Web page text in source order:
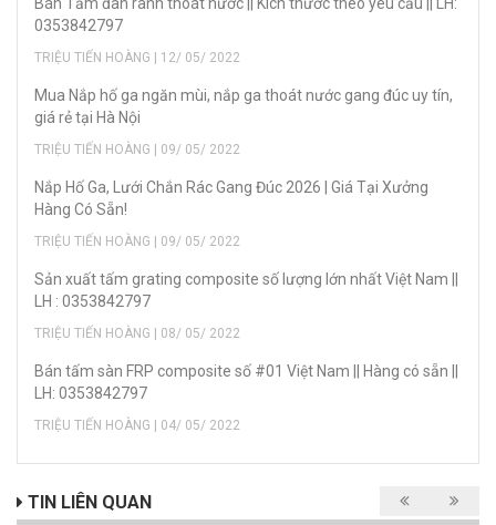
0353842797
TRIỆU TIẾN HOÀNG | 12/ 05/ 2022
Mua Nắp hố ga ngăn mùi, nắp ga thoát nước gang đúc uy tín,
giá rẻ tại Hà Nội
TRIỆU TIẾN HOÀNG | 09/ 05/ 2022
Nắp Hố Ga, Lưới Chắn Rác Gang Đúc 2026 | Giá Tại Xưởng
Hàng Có Sẵn!
TRIỆU TIẾN HOÀNG | 09/ 05/ 2022
Sản xuất tấm grating composite số lượng lớn nhất Việt Nam ||
LH : 0353842797
TRIỆU TIẾN HOÀNG | 08/ 05/ 2022
Bán tấm sàn FRP composite số #01 Việt Nam || Hàng có sẵn ||
LH: 0353842797
TRIỆU TIẾN HOÀNG | 04/ 05/ 2022
TIN LIÊN QUAN